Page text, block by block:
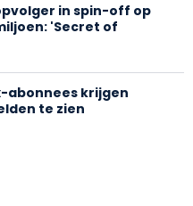
in spin-off op
'Secret of
abonnees krijgen
te zien